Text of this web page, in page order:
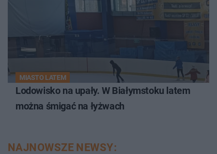
MIASTO LATEM
Lodowisko na upały. W Białymstoku latem
można śmigać na łyżwach
NAJNOWSZE NEWSY: